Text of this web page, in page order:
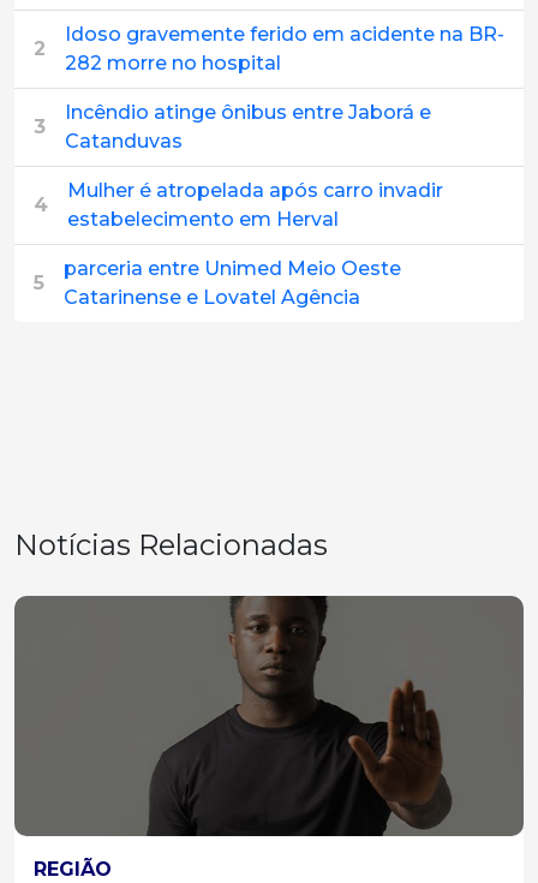
2
Idoso gravemente ferido em acidente na BR-
282 morre no hospital
3
Incêndio atinge ônibus entre Jaborá e
Catanduvas
4
Mulher é atropelada após carro invadir
estabelecimento em Herval
5
parceria entre Unimed Meio Oeste
Catarinense e Lovatel Agência
Notícias Relacionadas
REGIÃO